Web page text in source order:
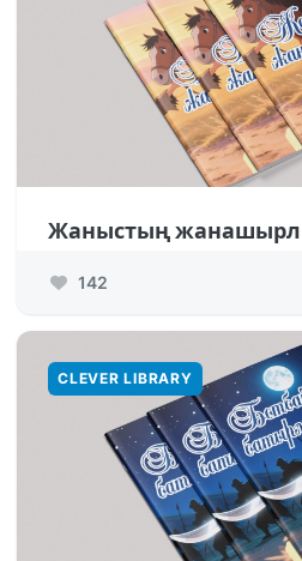
Жаныстың
142
CLEVER LIBRARY